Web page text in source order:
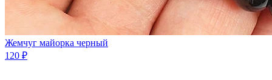
Жемчуг майорка черный
120 ₽